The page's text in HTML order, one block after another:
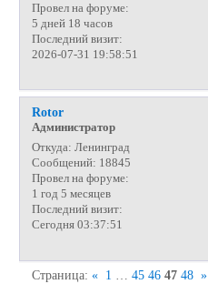
Провел на форуме:
5 дней 18 часов
Последний визит:
2026-07-31 19:58:51
Rotor
Администратор
Откуда: Ленинград
Сообщений: 18845
Провел на форуме:
1 год 5 месяцев
Последний визит:
Сегодня 03:37:51
Страница:« 1 … 45 46 47 48 »